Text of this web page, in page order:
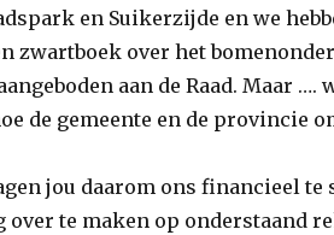
en Suikerzijde en we
zwartboek over het
aan de Raad. Maar
de gemeente en de provincie
jou daarom ons financieel
over te maken op onderstaand